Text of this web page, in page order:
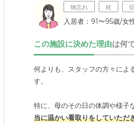
物忘れ 杖
入居者：91〜95歳/女
この施設に決めた理由は何
何よりも、スタッフの方々によ
す。
特に、母のその日の体調や様子
当に温かい看取りをしていただ